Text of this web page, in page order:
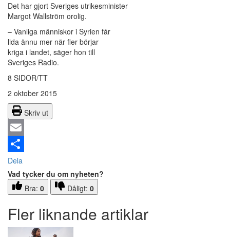
Det har gjort Sveriges utrikesminister
Margot Wallström orolig.
– Vanliga människor i Syrien får
lida ännu mer när fler börjar
kriga i landet, säger hon till
Sveriges Radio.
8 SIDOR/TT
2 oktober 2015
Skriv ut
Email
Dela
Vad tycker du om nyheten?
Bra: 0 Dåligt: 0
Fler liknande artiklar